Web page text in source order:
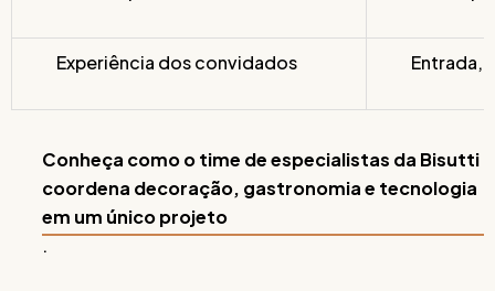
Experiência dos convidados Entrada,
Conheça como o time de especialistas da Bisutti
coordena decoração, gastronomia e tecnologia
em um único projeto
.